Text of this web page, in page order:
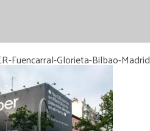
Fuencarral-Glorieta-Bilbao-Madrid